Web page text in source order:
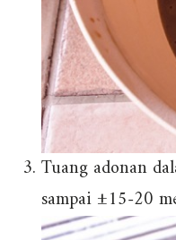
Tuang adonan
sampai ±15-20